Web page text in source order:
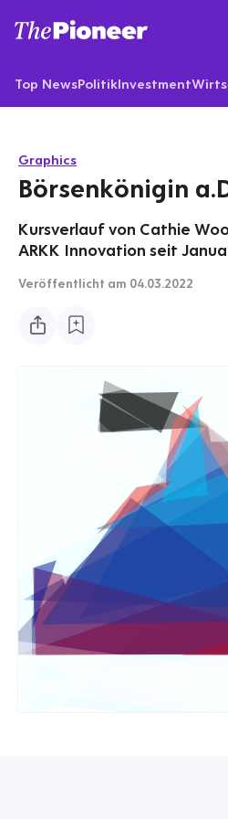
Top NewsPolitikInvestment
Graphics
Börsenkönigin
Kursverlauf von Cathie
ARKK Innovation seit
Veröffentlicht am 04.03.2022